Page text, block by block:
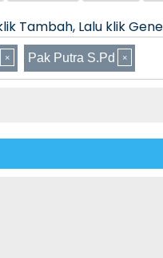
Tambah, Lalu klik
Pak Putra S.Pd